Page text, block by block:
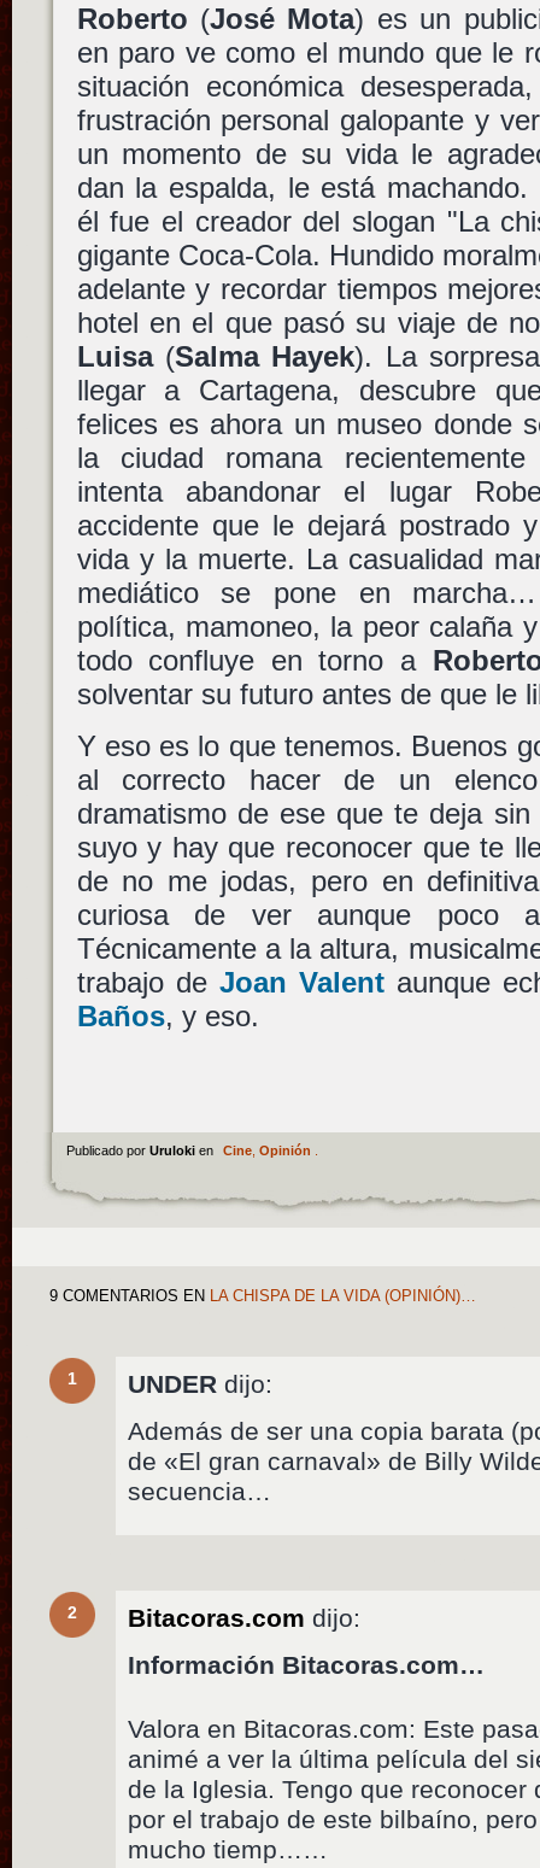
Roberto (José Mota) es un
en paro ve como el mundo que le
situación económica
frustración personal galopante y
un momento de su vida le
dan la espalda, le está
él fue el creador del slogan "La
gigante Coca-Cola. Hundido
adelante y recordar tiempos
hotel en el que pasó su viaje de
Luisa(Salma Hayek). La
llegar a Cartagena, descubre
felices es ahora un museo donde
la ciudad romana recientemente
intenta abandonar el lugar
accidente que le dejará postrado
vida y la muerte. La casualidad
mediático se pone en marcha…
política, mamoneo, la peor calaña
todo confluye en torno a
solventar su futuro antes de que le
Y eso es lo que tenemos. Buenos
al correcto hacer de un
dramatismo de ese que te deja
suyo y hay que reconocer que te
de no me jodas, pero en
curiosa de ver aunque poco
Técnicamente a la altura,
trabajo de Joan Valentaunque
Baños, y eso.
Publicado por Uruloki en Cine, Opinión
9 COMENTARIOS EN LA CHISPA DE LA VIDA (OPINIÓN)…
1 UNDER dijo:
Además de ser una copia barata
de «El gran carnaval» de Billy
secuencia…
2 Bitacoras.com dijo:
Información Bitacoras.com…
Valora en Bitacoras.com: Este
animé a ver la última película del
de la Iglesia. Tengo que
por el trabajo de este bilbaíno,
mucho tiemp……